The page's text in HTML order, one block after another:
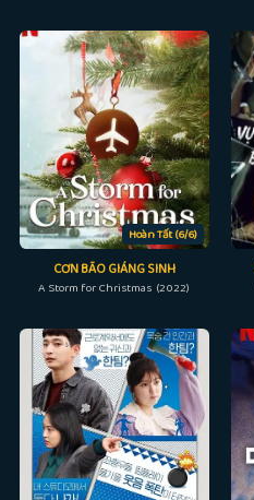
Hoàn Tất (6/6)
CƠN BÃO GIÁNG SINH
A Storm for Christmas (2022)